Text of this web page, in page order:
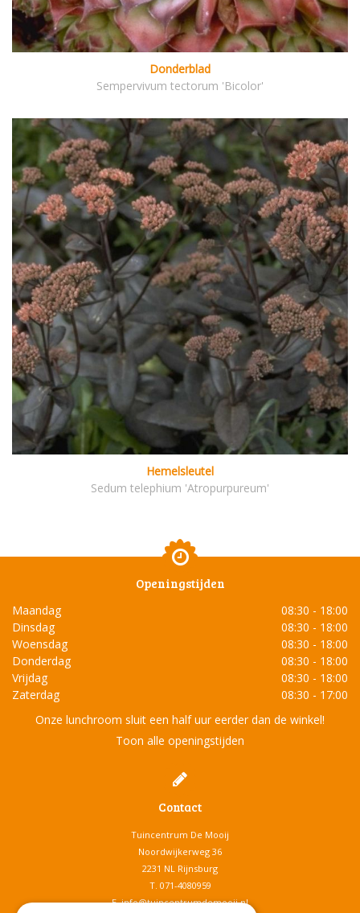
Donderblad
Sempervivum tectorum 'Bicolor'
Hemelsleutel
Sedum telephium 'Atropurpureum'
Openingstijden
Maandag
08:30 - 18:00
Dinsdag
08:30 - 18:00
Woensdag
08:30 - 18:00
Donderdag
08:30 - 18:00
Vrijdag
08:30 - 18:00
Zaterdag
08:30 - 17:00
Onze lunchroom sluit een half uur eerder dan de winkel!
Toon alle openingstijden
Contact
Tuincentrum De Mooij
Noordwijkerweg 36
2231 NL Rijnsburg
T. 071-4080959
E.info@tuincentrumdemooij.nl